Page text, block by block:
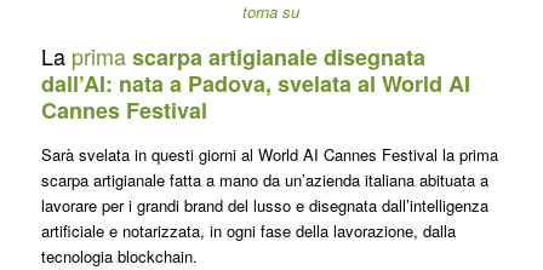
torna su
La primascarpa artigianale disegnata
dall’AI: nata a Padova, svelata al World AI
Cannes Festival
Sarà svelata in questi giorni al World AI Cannes Festival la prima
scarpa artigianale fatta a mano da un’azienda italiana abituata a
lavorare per i grandi brand del lusso e disegnata dall’intelligenza
artificiale e notarizzata, in ogni fase della lavorazione, dalla
tecnologia blockchain.